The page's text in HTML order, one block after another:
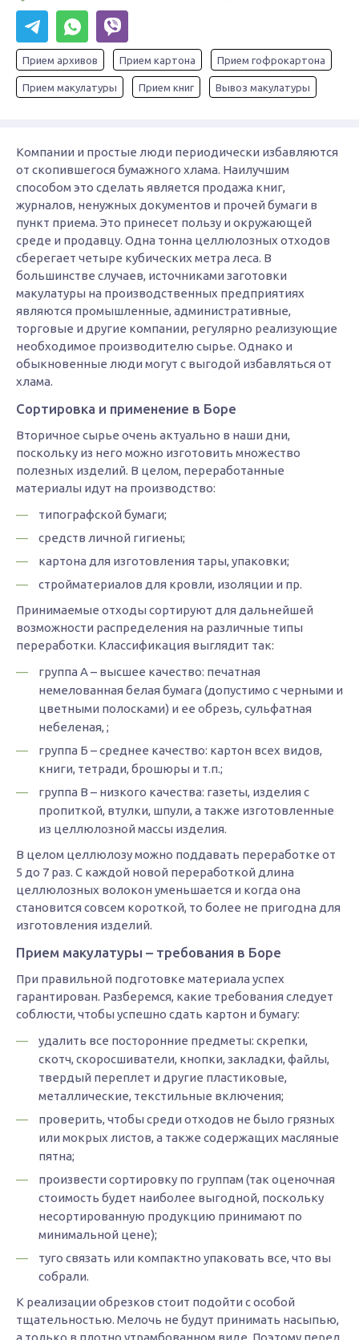
Прием архивов Прием картона Прием гофрокартона
Прием макулатуры Прием книг Вывоз макулатуры
Компании и простые люди периодически избавляются
от скопившегося бумажного хлама. Наилучшим
способом это сделать является продажа книг,
журналов, ненужных документов и прочей бумаги в
пункт приема. Это принесет пользу и окружающей
среде и продавцу. Одна тонна целлюлозных отходов
сберегает четыре кубических метра леса. В
большинстве случаев, источниками заготовки
макулатуры на производственных предприятиях
являются промышленные, административные,
торговые и другие компании, регулярно реализующие
необходимое производителю сырье. Однако и
обыкновенные люди могут с выгодой избавляться от
хлама.
Сортировка и применение в Боре
Вторичное сырье очень актуально в наши дни,
поскольку из него можно изготовить множество
полезных изделий. В целом, переработанные
материалы идут на производство:
типографской бумаги;
средств личной гигиены;
картона для изготовления тары, упаковки;
стройматериалов для кровли, изоляции и пр.
Принимаемые отходы сортируют для дальнейшей
возможности распределения на различные типы
переработки. Классификация выглядит так:
группа А – высшее качество: печатная
немелованная белая бумага (допустимо с черными и
цветными полосками) и ее обрезь, сульфатная
небеленая, ;
группа Б – среднее качество: картон всех видов,
книги, тетради, брошюры и т.п.;
группа В – низкого качества: газеты, изделия с
пропиткой, втулки, шпули, а также изготовленные
из целлюлозной массы изделия.
В целом целлюлозу можно поддавать переработке от
5 до 7 раз. С каждой новой переработкой длина
целлюлозных волокон уменьшается и когда она
становится совсем короткой, то более не пригодна для
изготовления изделий.
Прием макулатуры – требования в Боре
При правильной подготовке материала успех
гарантирован. Разберемся, какие требования следует
соблюсти, чтобы успешно сдать картон и бумагу:
удалить все посторонние предметы: скрепки,
скотч, скоросшиватели, кнопки, закладки, файлы,
твердый переплет и другие пластиковые,
металлические, текстильные включения;
проверить, чтобы среди отходов не было грязных
или мокрых листов, а также содержащих масляные
пятна;
произвести сортировку по группам (так оценочная
стоимость будет наиболее выгодной, поскольку
несортированную продукцию принимают по
минимальной цене);
туго связать или компактно упаковать все, что вы
собрали.
К реализации обрезков стоит подойти с особой
тщательностью. Мелочь не будут принимать насыпью,
а только в плотно утрамбованном виде. Поэтому перед